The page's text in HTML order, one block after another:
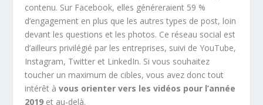
contenu. Sur Facebook, elles généreraient 59 %
d’engagement en plus que les autres types de post, loin
devant les questions et les photos. Ce réseau social est
d’ailleurs privilégié par les entreprises, suivi de YouTube,
Instagram, Twitter et LinkedIn. Si vous souhaitez
toucher un maximum de cibles, vous avez donc tout
intérêt àvous orienter vers les vidéos pour l’année
2019 et au-delà.